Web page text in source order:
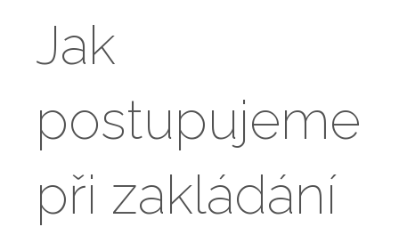
Jak
postupujeme
při zakládání